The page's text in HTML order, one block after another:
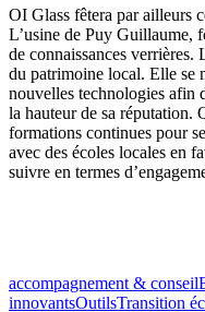
OI Glass fêtera par ailleurs
L’usine de Puy Guillaume,
de connaissances verrières.
du patrimoine local. Elle se
nouvelles technologies afin
la hauteur de sa réputation.
formations continues pour
avec des écoles locales en
suivre en termes
accompagnement & conseil
innovantsOutilsTransition